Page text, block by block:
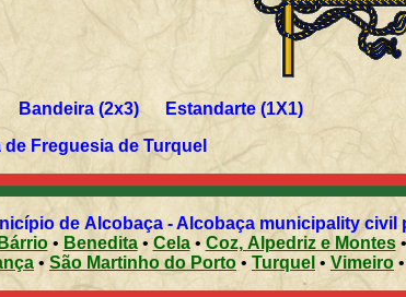
Bandeira (2x3) Estandarte (1X1)
Informação gentilmente cedida pela extinta Junta de Freguesia de Turquel
de Alcobaça - Alcobaça municipality civil
Bárrio • Benedita • Cela• Coz, Alpedriz e Montes
•São Martinho do Porto• Turquel • Vimeiro •